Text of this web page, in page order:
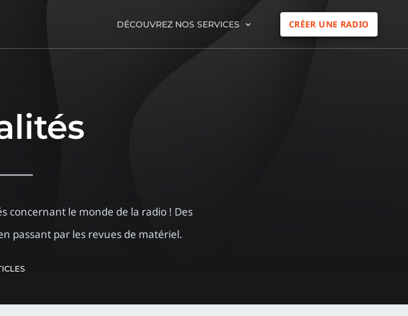
CRÉER UNE RADIO
DÉCOUVREZ NOS SERVICES
concernant le monde de la radio ! Des
passant par les revues de matériel.